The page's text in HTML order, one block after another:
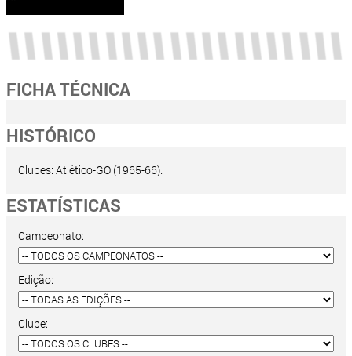
FICHA TÉCNICA
HISTÓRICO
Clubes: Atlético-GO (1965-66).
ESTATÍSTICAS
Campeonato:
Edição:
Clube: